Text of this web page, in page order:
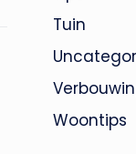
Tuin
Woontips